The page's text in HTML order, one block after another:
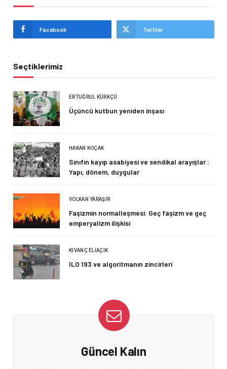
Facebook Twitter
Seçtiklerimiz
ERTUĞRUL KÜRKÇÜ
Üçüncü kutbun yeniden inşası
HAKAN KOÇAK
Sınıfın kayıp asabiyesi ve sendikal arayışlar :
Yapı, dönem, duygular
VOLKAN YARAŞIR
Faşizmin normalleşmesi: Geç faşizm ve geç
emperyalizm ilişkisi
KIVANÇ ELIAÇIK
ILO 193 ve algoritmanın zincirleri
Güncel Kalın